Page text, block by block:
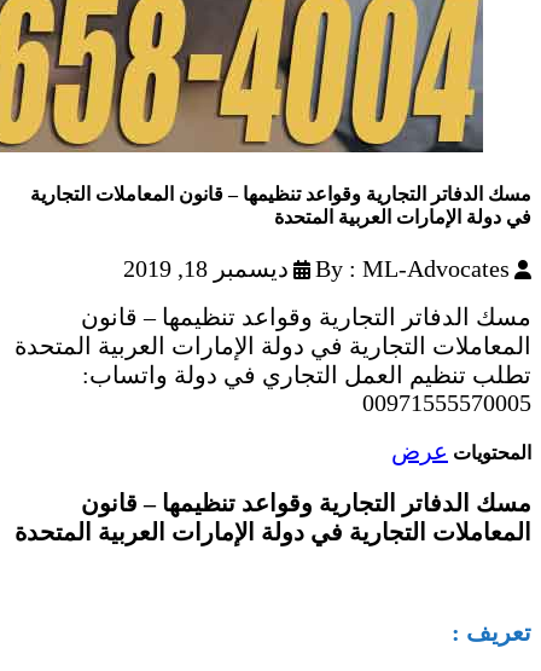
مسك الدفاتر التجارية وقواعد تنظيمها – قانون المعاملات التجارية
في دولة الإمارات العربية المتحدة
By : ML-Advocates
ديسمبر 18, 2019
مسك الدفاتر التجارية وقواعد تنظيمها – قانون
المعاملات التجارية في دولة الإمارات العربية المتحدة
تطلب تنظيم العمل التجاري في دولة واتساب:
00971555570005
المحتويات عرض
مسك الدفاتر التجارية وقواعد تنظيمها – قانون
المعاملات التجارية في دولة الإمارات العربية المتحدة
تعريف :